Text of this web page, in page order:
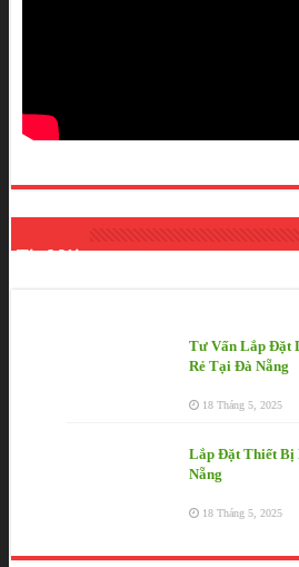
Tin Mới
Tư Vấn Lắp Đặt
Rẻ Tại Đà Nẵng
18 Tháng 5, 2025
Lắp Đặt Thiết
Nẵng
18 Tháng 5, 2025